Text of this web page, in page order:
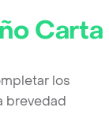
Carta
los
brevedad